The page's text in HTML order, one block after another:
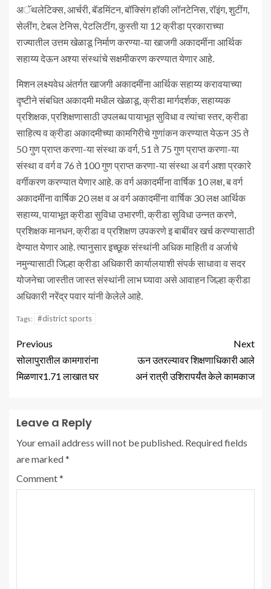
अॅथलेटिक्स, आर्चरी, बॅडमिंटन, बॉक्सिंग हॉकी लॉनटेनिस, रॉइंग, शुटींग,
सेलींग, टेबल टेनिस, पेटलिटींग, कुस्ती या 12 क्रीडा प्रकाराच्या
राज्यातील उत्तम खेळाडू निर्माण करण्या-या खाजगी अकादर्मीना आर्थिक
सहाय्य देऊन अश्या संस्थांचे सक्षमीकरण करण्यात येणार आहे.
मिशन लक्ष्यवेध अंतर्गत खाजगी अकादमींना आर्थिक सहाय्य करावयाच्या
दृष्टीने संबधित अकादमी मधील खेळाडू, क्रीडा मार्गदर्शक, सहाय्यक
प्रशिक्षक, प्रशिक्षणासाठी उपलब्ध पायाभूत सुविधा व त्यांचा स्तर, क्रीडा
साहित्य व क्रीडा अकादमीच्या कामगिरीचे गुणांकन करण्यात येऊन 35 ते
50 गुण प्राप्त करणा-या संस्था क वर्ग, 51 ते 75 गुण प्राप्त करणा-या
संस्था व वर्ग व 76 ते 100 गुण प्राप्त करणा-या संस्था अ वर्ग अशा प्रकारे
वर्गीकरण करण्यात येणार आहे. क वर्ग अकादर्मीना वार्षिक 10 लक्ष, ब वर्ग
अकादमींना वार्षिक 20 लक्ष व अ वर्ग अकादमींना वार्षिक 30 लक्ष आर्थिक
सहाय्य, पायाभूत क्रीडा सुविधा उभारणी, क्रीडा सुविधा उन्नत करणे,
प्रशिक्षक मानधन, क्रीडा व प्रशिक्षण उपकरणे इ बाबींवर खर्च करण्यासाठी
देण्यात येणार आहे. त्यानुसार इच्छूक संस्थांनी अधिक माहिती व अर्जाचे
नमुन्यासाठी जिल्हा क्रीडा अधिकारी कार्यालयाशी संपर्क साधावा व सदर
योजनेचा जास्तीत जास्त संस्थांनी लाभ घ्यावा असे आवाहन जिल्हा क्रीडा
अधिकारी नरेंद्र पवार यांनी केलेले आहे.
Tags: #district sports
Previous
सोलापुरातील कामगारांना
मिळणार1.71 लाखात घर
Next
ऊन उतरल्यावर शिक्षणाधिकारी आले
अनं रात्री उशिरापर्यंत केले कामकाज
Leave a Reply
Your email address will not be published. Required fields
are marked*
Comment*